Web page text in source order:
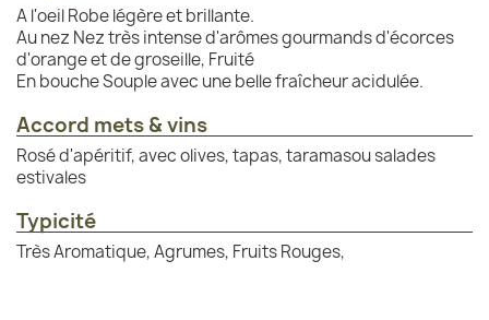
A l'oeil Robe légère et brillante.
Au nez Nez très intense d'arômes gourmands d'écorces
d'orange et de groseille, Fruité
En bouche Souple avec une belle fraîcheur acidulée.
Accord mets & vins
Rosé d'apéritif, avec olives, tapas, taramasou salades
estivales
Typicité
Très Aromatique, Agrumes, Fruits Rouges,